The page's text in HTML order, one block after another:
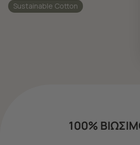
Sustainable Cotton
100%